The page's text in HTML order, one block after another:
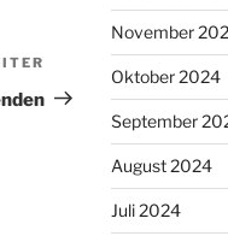
Nächster
Beitrag
November
Oktober 2024
September
August 2024
Juli 2024